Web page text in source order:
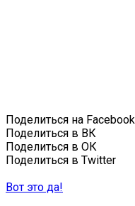
Поделиться на Facebook
Поделиться в ВК
Поделиться в ОК
Поделиться в Twitter
Вот это да!